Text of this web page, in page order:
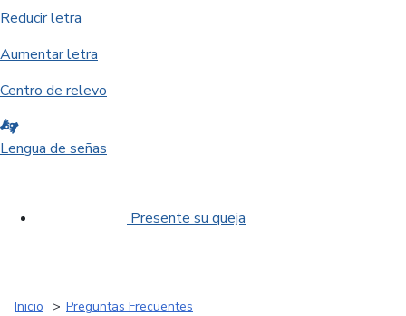
Reducir letra
Aumentar letra
Centro de relevo
Lengua de señas
Presente su queja
Inicio
Preguntas Frecuentes